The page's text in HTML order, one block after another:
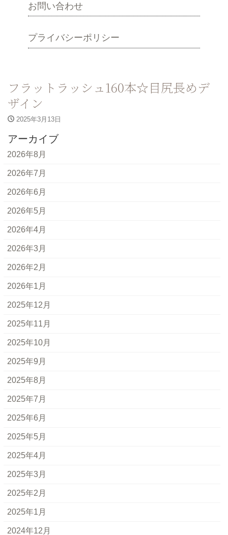
お問い合わせ
プライバシーポリシー
フラットラッシュ160本☆目尻長めデ
ザイン
2025年3月13日
アーカイブ
2026年8月
2026年7月
2026年6月
2026年5月
2026年4月
2026年3月
2026年2月
2026年1月
2025年12月
2025年11月
2025年10月
2025年9月
2025年8月
2025年7月
2025年6月
2025年5月
2025年4月
2025年3月
2025年2月
2025年1月
2024年12月